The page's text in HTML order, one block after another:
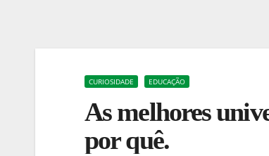
CURIOSIDADE EDUCAÇÃO
As melhores
por quê.